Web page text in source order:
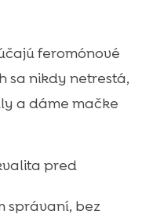
feromónové
sa nikdy netrestá,
a dáme mačke
pred
správaní, bez